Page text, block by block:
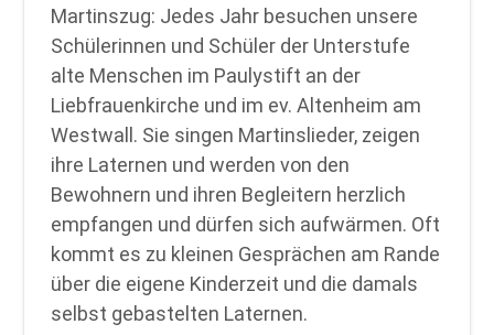
Martinszug: Jedes Jahr besuchen unsere
Schülerinnen und Schüler der Unterstufe
alte Menschen im Paulystift an der
Liebfrauenkirche und im ev. Altenheim am
Westwall. Sie singen Martinslieder, zeigen
ihre Laternen und werden von den
Bewohnern und ihren Begleitern herzlich
empfangen und dürfen sich aufwärmen. Oft
kommt es zu kleinen Gesprächen am Rande
über die eigene Kinderzeit und die damals
selbst gebastelten Laternen.